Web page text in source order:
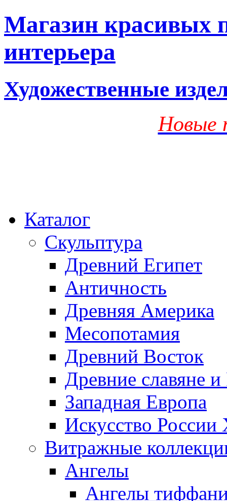
Магазин красивых
интерьера
Художественные
Новые
Каталог
Скульптура
Древний Египет
Античность
Древняя Америка
Месопотамия
Древний Восток
Древние славяне и
Западная Европа
Искусство
Витражные
Ангелы
Ангелы